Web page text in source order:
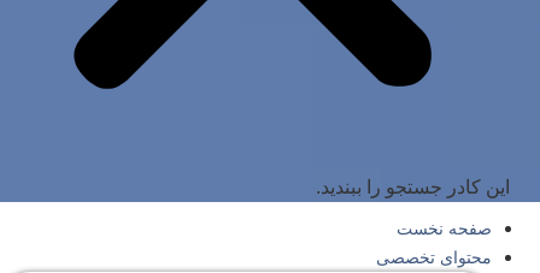
این کادر جستجو را ببندید.
صفحه‌ نخست
محتوای‌ تخصصی